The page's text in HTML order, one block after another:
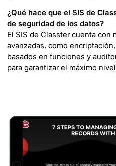
¿Qué hace que el SIS de
de seguridad de los datos?
El SIS de Classter cuenta con
avanzadas, como
basados en funciones y
para garantizar el máximo